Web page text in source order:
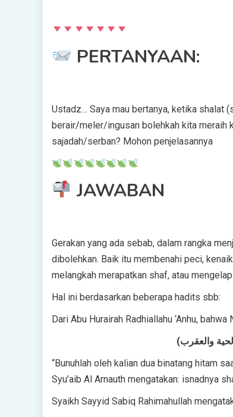
PERTANYAAN:
Ustadz… Saya mau bertanya, ketika shalat
berair/meler/ingusan bolehkah kita meraih
sajadah/serban? Mohon penjelasannya
JAWABAN
Gerakan yang ada sebab, dalam rangka
dibolehkan. Baik itu membenahi peci,
melangkah merapatkan shaf, atau
Hal ini berdasarkan beberapa hadits sbb:
Dari Abu Hurairah Radhiallahu ‘Anhu,
“Bunuhlah oleh kalian dua binatang hitam
Syu’aib Al Arnauth mengatakan: isnadnya
Syaikh Sayyid Sabiq Rahimahullah